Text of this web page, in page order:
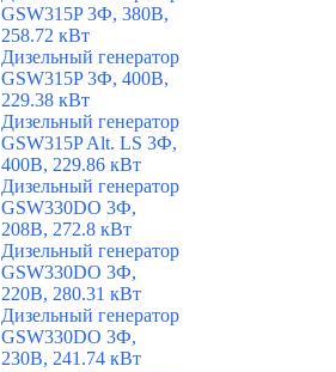
GSW315P 3Ф, 380В,
258.72 кВт
Дизельный генератор
GSW315P 3Ф, 400В,
229.38 кВт
Дизельный генератор
GSW315P Alt. LS 3Ф,
400В, 229.86 кВт
Дизельный генератор
GSW330DO 3Ф,
208В, 272.8 кВт
Дизельный генератор
GSW330DO 3Ф,
220В, 280.31 кВт
Дизельный генератор
GSW330DO 3Ф,
230В, 241.74 кВт